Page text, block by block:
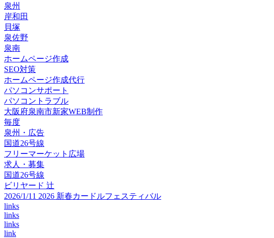
泉州
岸和田
貝塚
泉佐野
泉南
ホームページ作成
SEO対策
ホームページ作成代行
パソコンサポート
パソコントラブル
大阪府泉南市新家WEB制作
毎度
泉州・広告
国道26号線
フリーマーケット広場
求人・募集
国道26号線
ビリヤード 辻
2026/1/11 2026 新春カードルフェスティバル
links
links
links
link